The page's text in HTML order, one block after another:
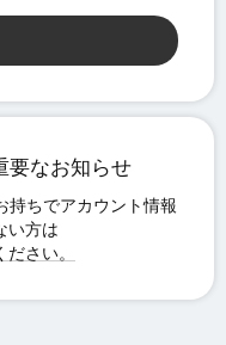
要なお知らせ
さい。